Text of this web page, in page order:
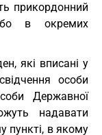
прикордонний
в окремих
які вписані у
особи
Державної
надавати
пункті, в якому